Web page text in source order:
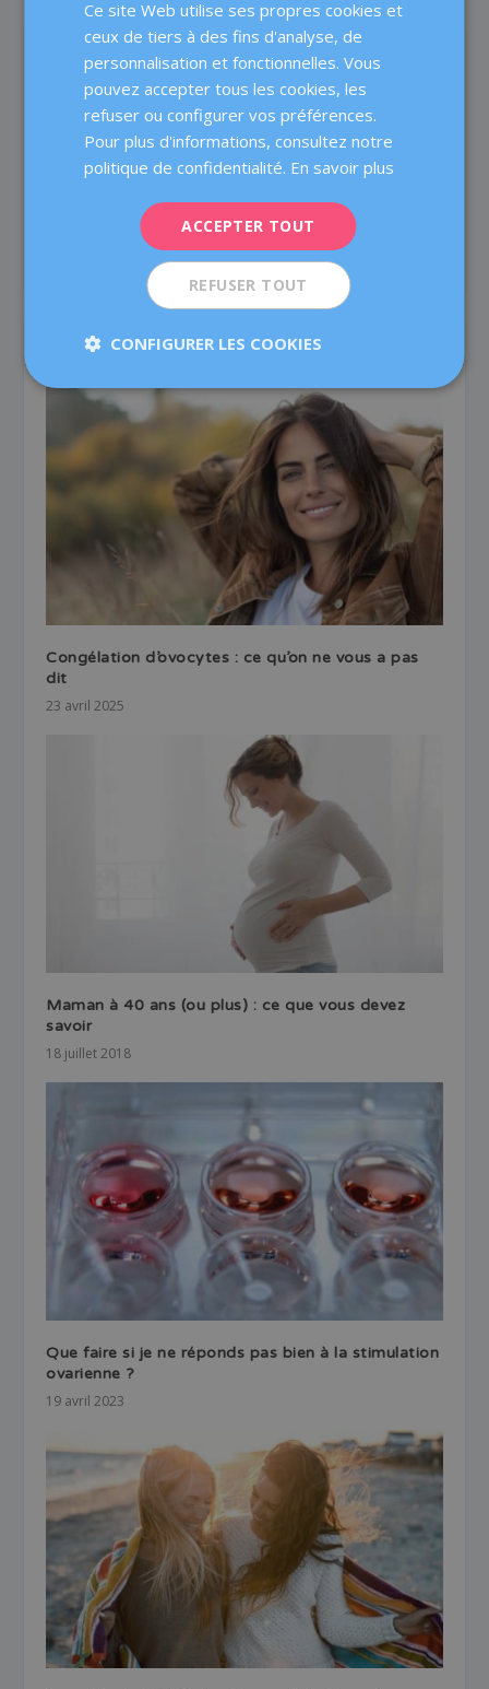
À PROPOS DE L'AUTEUR
Buenaventura Coroleu
Jefe del Servicio de Medicina de la Reproducción.
ARTICLES SIMILAIRES
Congélation d’ovocytes : ce qu’on ne vous a pas
dit
23 avril 2025
Maman à 40 ans (ou plus) : ce que vous devez
savoir
18 juillet 2018
Que faire si je ne réponds pas bien à la stimulation
ovarienne ?
19 avril 2023
CATALÀ
DEUTSCH
ITALIANO
Ce site Web utilise ses propres cookies et
ceux de tiers à des fins d'analyse, de
personnalisation et fonctionnelles. Vous
pouvez accepter tous les cookies, les
refuser ou configurer vos préférences.
Pour plus d'informations, consultez notre
politique de confidentialité. En savoir plus
ACCEPTER TOUT
REFUSER TOUT
CONFIGURER LES COOKIES